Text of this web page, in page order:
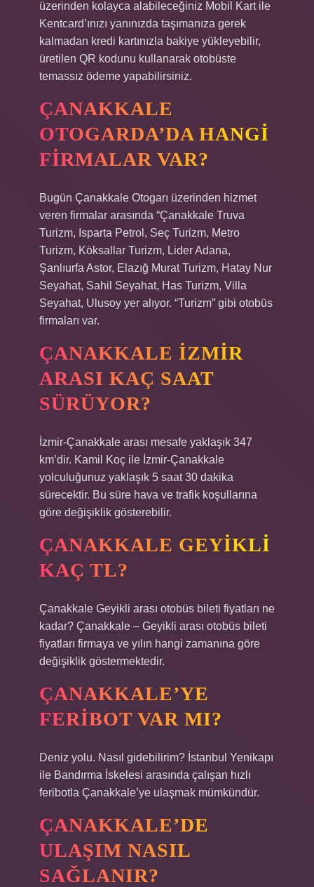
üzerinden kolayca alabileceğiniz Mobil Kart ile
Kentcard’ınızı yanınızda taşımanıza gerek
kalmadan kredi kartınızla bakiye yükleyebilir,
üretilen QR kodunu kullanarak otobüste
temassız ödeme yapabilirsiniz.
ÇANAKKALE
OTOGARDA’DA HANGI
FIRMALAR VAR?
Bugün Çanakkale Otogarı üzerinden hizmet
veren firmalar arasında “Çanakkale Truva
Turizm, Isparta Petrol, Seç Turizm, Metro
Turizm, Köksallar Turizm, Lider Adana,
Şanlıurfa Astor, Elazığ Murat Turizm, Hatay Nur
Seyahat, Sahil Seyahat, Has Turizm, Villa
Seyahat, Ulusoy yer alıyor. “Turizm” gibi otobüs
firmaları var.
ÇANAKKALE İZMIR
ARASI KAÇ SAAT
SÜRÜYOR?
İzmir-Çanakkale arası mesafe yaklaşık 347
km’dir. Kamil Koç ile İzmir-Çanakkale
yolculuğunuz yaklaşık 5 saat 30 dakika
sürecektir. Bu süre hava ve trafik koşullarına
göre değişiklik gösterebilir.
ÇANAKKALE GEYIKLI
KAÇ TL?
Çanakkale Geyikli arası otobüs bileti fiyatları ne
kadar? Çanakkale – Geyikli arası otobüs bileti
fiyatları firmaya ve yılın hangi zamanına göre
değişiklik göstermektedir.
ÇANAKKALE’YE
FERIBOT VAR MI?
Deniz yolu. Nasıl gidebilirim? İstanbul Yenikapı
ile Bandırma İskelesi arasında çalışan hızlı
feribotla Çanakkale’ye ulaşmak mümkündür.
ÇANAKKALE’DE
ULAŞIM NASIL
SAĞLANIR?